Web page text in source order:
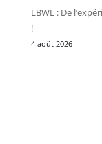
LBWL : De
!
4 août 2026